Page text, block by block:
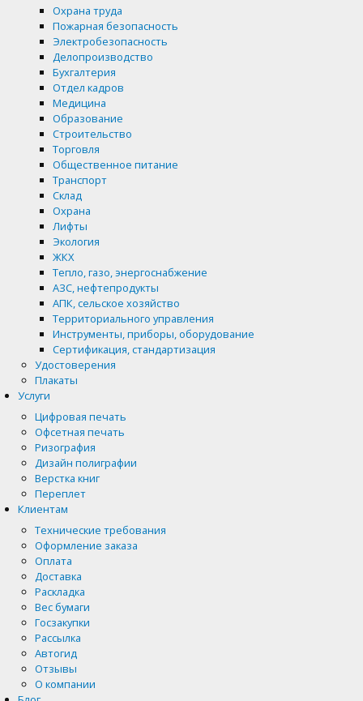
Охрана труда
Пожарная безопасность
Электробезопасность
Делопроизводство
Бухгалтерия
Отдел кадров
Медицина
Образование
Строительство
Торговля
Общественное питание
Транспорт
Склад
Охрана
Лифты
Экология
ЖКХ
Тепло, газо, энергоснабжение
АЗС, нефтепродукты
АПК, сельское хозяйство
Территориального управления
Инструменты, приборы, оборудование
Сертификация, стандартизация
Удостоверения
Плакаты
Услуги
Цифровая печать
Офсетная печать
Ризография
Дизайн полиграфии
Верстка книг
Переплет
Клиентам
Технические требования
Оформление заказа
Оплата
Доставка
Раскладка
Вес бумаги
Госзакупки
Рассылка
Автогид
Отзывы
О компании